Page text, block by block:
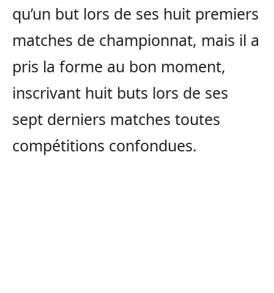
qu’un but lors de ses huit premiers
matches de championnat, mais il a
pris la forme au bon moment,
inscrivant huit buts lors de ses
sept derniers matches toutes
compétitions confondues.